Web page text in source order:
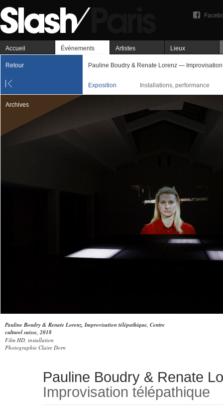
Accueil Événements Artistes Lieux
Retour Pauline Boudry & Renate Lorenz —
Exposition Installations, performance
Archives
Pauline Boudry & Renate Lorenz, Improvisation télépathique, Centre
culturel suisse, 2018
Film HD, installation
Photographie Claire Dorn
Pauline Boudry & Renate
Improvisation télépathique